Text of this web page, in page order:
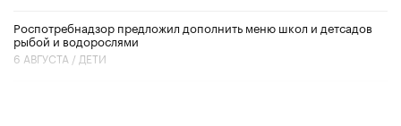
Роспотребнадзор предложил дополнить меню школ и детсадов
рыбой и водорослями
6 АВГУСТА / ДЕТИ